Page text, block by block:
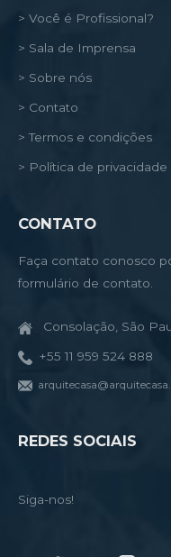
> Você é Profissional?
> Sala de Imprensa
> Sobre nós
> Contato
> Termos e condições
> Política de privacidade
CONTATO
Faça contato conosco
formulário de contato.
Consolação, São
+55 11 959 524 888
REDES SOCIAIS
Siga-nos!